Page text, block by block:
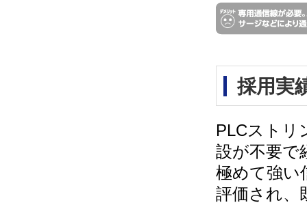
採用実
PLCストリ
設が不要で
極めて強い
評価され、